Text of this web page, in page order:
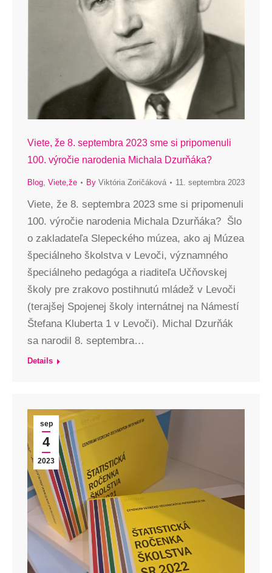
Viete, že 8. septembra 2023 sme si pripomenuli
100. výročie narodenia Michala Dzurňáka?
Blog, Viete,že By Viktória Zoričáková 11. septembra 2023
Viete, že 8. septembra 2023 sme si pripomenuli
100. výročie narodenia Michala Dzurňáka? Šlo
o zakladateľa Slepeckého múzea, ako aj Múzea
špeciálneho školstva v Levoči, významného
špeciálneho pedagóga a riaditeľa Učňovskej
školy pre zrakovo postihnutú mládež v Levoči
(terajšej Spojenej školy internátnej na Námestí
Štefana Kluberta 1 v Levoči). Michal Dzurňák
sa narodil 8. septembra…
Details
sep
4
2023